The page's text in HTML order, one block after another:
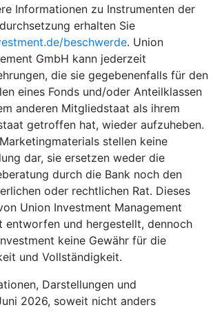
Informationen zu Instrumenten der
erhalten Sie
beschwerde. Union
GmbH kann jederzeit
die sie gegebenenfalls für den
eines Fonds und/oder Anteilklassen
anderen Mitgliedstaat als ihrem
getroffen hat, wieder aufzuheben.
stellen keine
dar, sie ersetzen weder die
durch die Bank noch den
oder rechtlichen Rat. Dieses
Union Investment Management
entworfen und hergestellt, dennoch
keine Gewähr für die
und Vollständigkeit.
Darstellungen und
2026, soweit nicht anders